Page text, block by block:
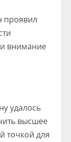
проявил
внимание
удалось
высшее
точкой для